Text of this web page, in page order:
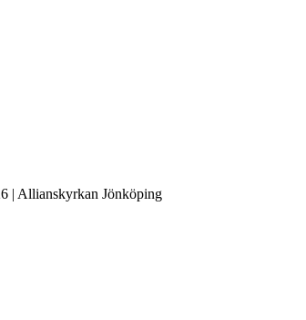
| Allianskyrkan Jönköping